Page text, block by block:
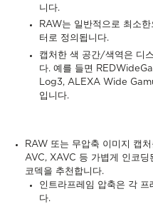
니다.
RAW는 일반적으로 최소
터로 정의됩니다.
캡처한 색 공간/색역은 디
다. 예를 들면
Log3, ALEXA Wide
입니다.
RAW 또는 무압축 이미지 캡
AVC, XAVC 등 가볍게 인코
코덱을 추천합니다.
인트라프레임 압축은 각 프
다.